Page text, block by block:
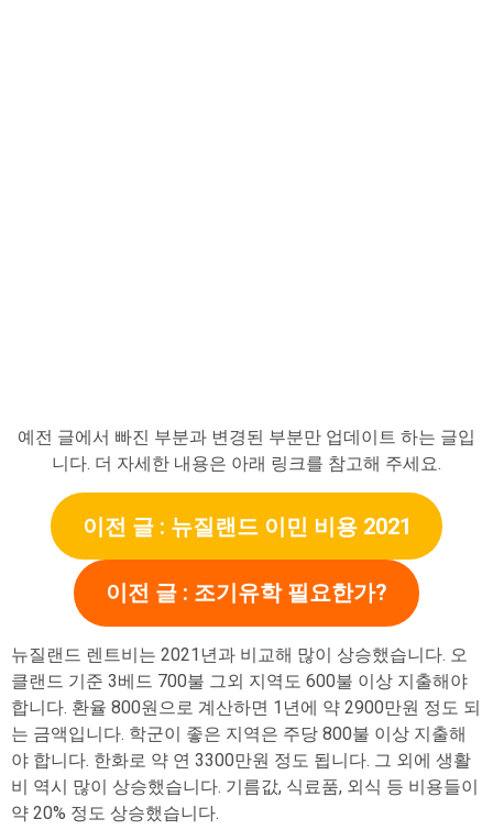
예전 글에서 빠진 부분과 변경된 부분만 업데이트 하는 글입
니다. 더 자세한 내용은 아래 링크를 참고해 주세요.
이전 글 : 뉴질랜드 이민 비용 2021
이전 글 : 조기유학 필요한가?
뉴질랜드 렌트비는 2021년과 비교해 많이 상승했습니다. 오
클랜드 기준 3베드 700불 그외 지역도 600불 이상 지출해야
합니다. 환율 800원으로 계산하면 1년에 약 2900만원 정도 되
는 금액입니다. 학군이 좋은 지역은 주당 800불 이상 지출해
야 합니다. 한화로 약 연 3300만원 정도 됩니다. 그 외에 생활
비 역시 많이 상승했습니다. 기름값, 식료품, 외식 등 비용들이
약 20% 정도 상승했습니다.